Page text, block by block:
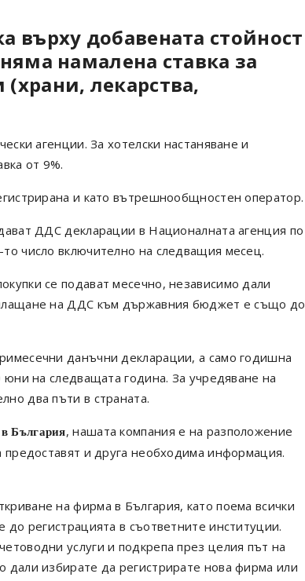
върху добавената стойност
намалена ставка за
лекарства,
агенции. За хотелски настаняване и
от 9%.
и като вътрешнообщностен оператор.
ДДС декларации в Националната агенция по
число включително на следващия месец.
се подават месечно, независимо дали
на ДДС към държавния бюджет е също до
данъчни декларации, а само годишна
на следващата година. За учредяване на
два пъти в страната.
България, нашата компания е на разположение
и друга необходима информация.
на фирма в България, като поема всички
до регистрацията в съответните институции.
услуги и подкрепа през целия път на
избирате да регистрирате нова фирма или